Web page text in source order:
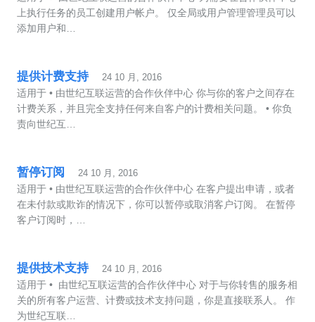
上执行任务的员工创建用户帐户。 仅全局或用户管理管理员可以
添加用户和…
提供计费支持 24 10 月, 2016
适用于 • 由世纪互联运营的合作伙伴中心 你与你的客户之间存在
计费关系，并且完全支持任何来自客户的计费相关问题。 • 你负
责向世纪互…
暂停订阅 24 10 月, 2016
适用于 • 由世纪互联运营的合作伙伴中心 在客户提出申请，或者
在未付款或欺诈的情况下，你可以暂停或取消客户订阅。 在暂停
客户订阅时，…
提供技术支持 24 10 月, 2016
适用于 • 由世纪互联运营的合作伙伴中心 对于与你转售的服务相
关的所有客户运营、计费或技术支持问题，你是直接联系人。 作
为世纪互联…